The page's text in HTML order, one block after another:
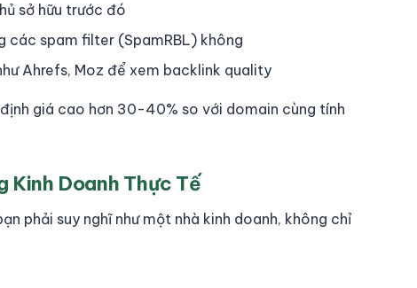
sở hữu trước đó
spam filter (SpamRBL) không
Ahrefs, Moz để xem backlink quality
giá cao hơn 30-40% so với domain cùng tính
Kinh Doanh Thực Tế
phải suy nghĩ như một nhà kinh doanh, không chỉ